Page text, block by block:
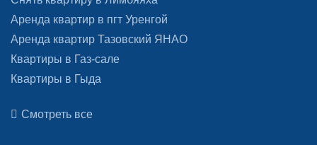
Аренда квартир в пгт Уренгой
Аренда квартир Тазовский ЯНАО
Квартиры в Газ-сале
Квартиры в Гыда
Смотреть все